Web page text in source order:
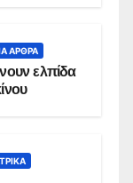
ΑΡΘΡΑ
ελπίδα